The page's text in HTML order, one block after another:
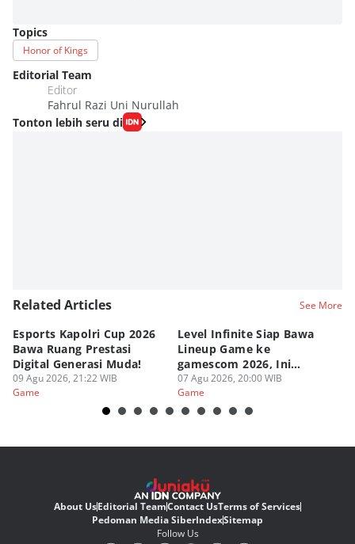
Topics
Honor of Kings
Editorial Team
Editor
Fahrul Razi Uni Nurullah
Tonton lebih seru di
Related Articles See More
Esports Kapolri Cup 2026
Bawa Ruang Prestasi
Digital Generasi Muda!
09 Agu 2026, 21:22 WIB
Game
Level Infinite Siap Bawa
Lineup Game ke
gamescom 2026, Ini
Judulnya!
07 Agu 2026, 20:00 WIB
Game
About UsEditorial TeamContact UsTerms of Services
Pedoman Media SiberIndexSitemap
Follow Us